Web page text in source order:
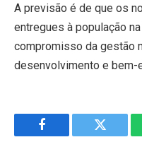
A previsão é de que os
entregues à população
compromisso da gestão
desenvolvimento e bem-
Facebook Twitter